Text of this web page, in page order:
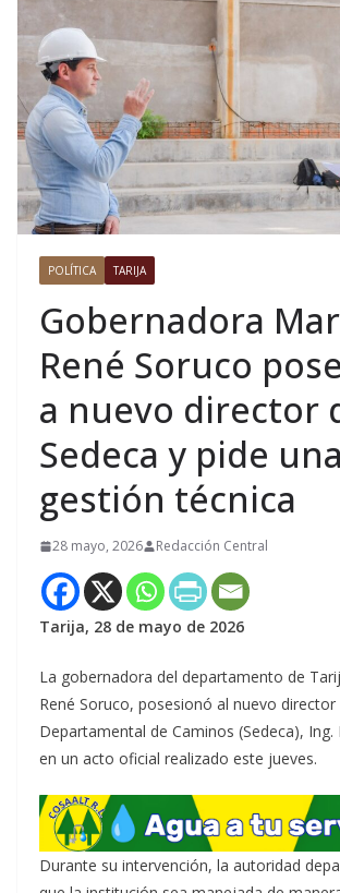
POLÍTICA TARIJA
Gobernadora
René Soruco
a nuevo director
Sedeca y pide una
gestión técnica
28 mayo, 2026 Redacción Central
Tarija, 28 de mayo de 2026
La gobernadora del departamento de
René Soruco, posesionó al nuevo director
Departamental de Caminos (Sedeca),
en un acto oficial realizado este jueves.
Durante su intervención, la autoridad